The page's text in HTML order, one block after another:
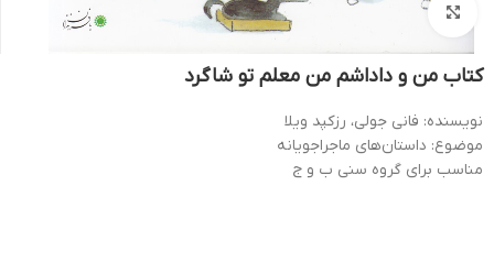
بزرگنمایی تصویر
کتاب من و داداشم من معلم تو شاگرد
نویسنده: فانی جولی، رزکپد ویلا
موضوع: داستان‌های ماجراجویانه
مناسب برای گروه سنی ب و ج